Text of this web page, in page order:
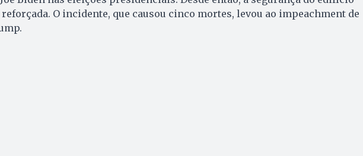
O incidente, que causou cinco mortes, levou ao impeachment de